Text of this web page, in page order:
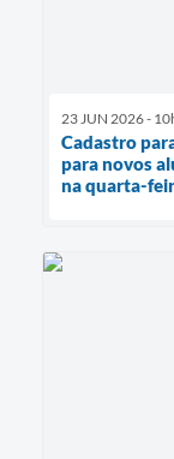
23 JUN 2026 -
Cadastro
para novos
na quarta-